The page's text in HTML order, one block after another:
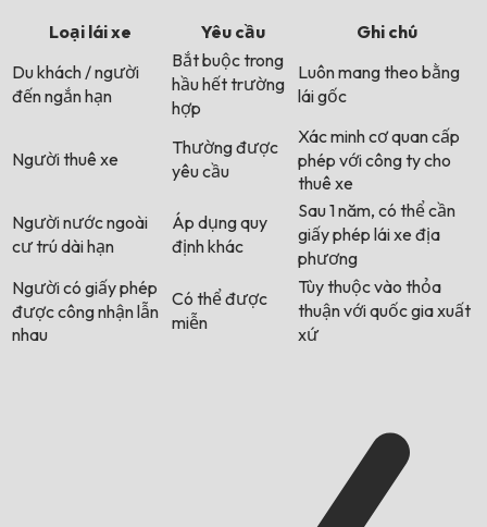
Loại lái xe Yêu cầu
Ghi chú
Du khách / người
đến ngắn hạn
Bắt buộc trong
hầu hết trường
hợp
Luôn mang theo bằng
lái gốc
Người thuê xe
Thường được
yêu cầu
Xác minh cơ quan cấp
phép với công ty cho
thuê xe
Người nước ngoài
cư trú dài hạn
Áp dụng quy
định khác
Sau 1 năm, có thể cần
giấy phép lái xe địa
phương
Người có giấy phép
được công nhận lẫn
nhau
Có thể được
miễn
Tùy thuộc vào thỏa
thuận với quốc gia xuất
xứ